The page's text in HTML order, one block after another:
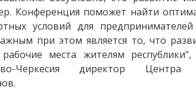
Конференция поможет найти
условий для
при этом является то, что
места жителям республики",
Черкесия директор Центра